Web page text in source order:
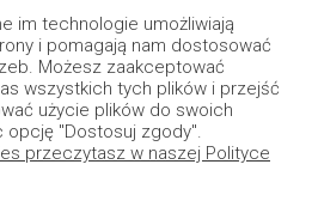
i dostawa
Moje konto
Pozostałe
im technologie umożliwiają
i pomagają nam dostosować
Możesz zaakceptować
wszystkich tych plików i przejść
użycie plików do swoich
opcję "Dostosuj zgody".
przeczytasz w naszej Polityce